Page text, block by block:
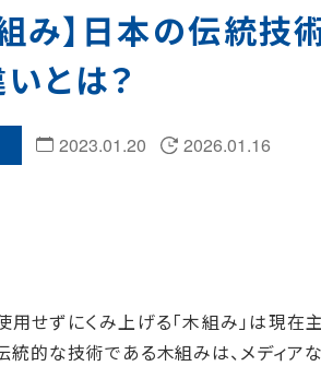
み】日本の伝統技
とは？
2023.01.20 2026.01.16
用せずにくみ上げる「木組み」は現在
統的な技術である木組みは、メディア